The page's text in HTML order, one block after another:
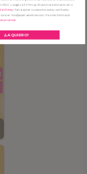
¡LA QUIERO!
EEUU y acogida al EU Privacy Shield (más información de la
). Podrás ejercer tus derechos acceso, rectificación,
en hola@expertasendinero.com. Para más información
privacidad.